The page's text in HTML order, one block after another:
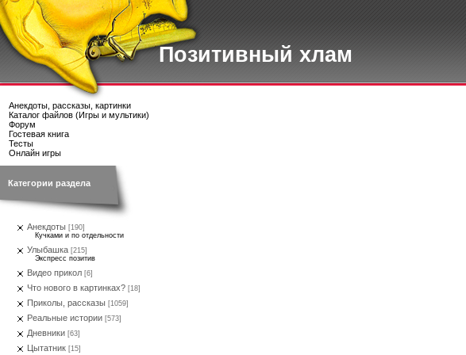
Позитивный хлам
Анекдоты, рассказы, картинки
Каталог файлов (Игры и мультики)
Форум
Гостевая книга
Тесты
Онлайн игры
Категории раздела
Анекдоты [190]
Кучками и по отдельности
Улыбашка [215]
Экспресс позитив
Видео прикол [6]
Что нового в картинках? [18]
Приколы, рассказы [1059]
Реальные истории [573]
Дневники [63]
Цытатник [15]